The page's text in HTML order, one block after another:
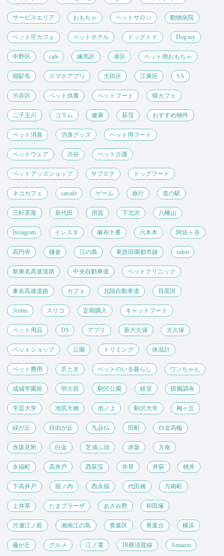
サービスエリア おもちゃ ペットサロン 動物病院
ペット可カフェ ペットホテル ドッグトイ Dog toy
中野区 cafe 練馬区 港区 ペット用おもちゃ
猫駅長 スマホアプリ 大田区 江東区 SA
渋谷区 ペット供養 ペットフード 猫カフェ
二子玉川 コラム 健康 荻窪 おすすめ物件
ペット消臭 消臭グッズ ペット用フード
ペットウェア 渋谷 ペット介護
ペットグッズショップ サブスク ドッグフード
ネコカフェ catcafe ゲーム 旅行 道の駅
三軒茶屋 新代田 用賀 下北沢 八幡山
Instagram インスタ 麻布十番 六本木 阿佐ヶ谷
高円寺 鎌倉 江の島 東急田園都市線 salon
新東名高速道路 中央自動車道 ペットクリニック
東名高速道路 カフェ 北陸自動車道 目黒区
3coins スリコ 定期購入 キャットフード
ペット用品 DS アプリ 新大久保 大久保
ペットショップ 公園 トリミング 体温計
ペット費用 爪とぎ ペットのいる暮らし ワンちゃん
成城学園前 明大前 駒沢公園 経堂 田園調布
学芸大学 池尻大橋 池ノ上 駒沢大学 梅ヶ丘
緑が丘 自由が丘 九品仏 田町 白金高輪
赤坂見附 白金 芝浦ふ頭 赤坂 方南
永福町 高井戸 西荻窪 井草 井荻 桃井
下高井戸 堀ノ内 西永福 代田橋 方南町
上井草 たまプラーザ あざみ野 和田塚
片瀬江ノ島 湘南江の島 青葉区 青葉台 横浜
藤が丘 グルメ 江ノ電 JR横須賀線 Amazon